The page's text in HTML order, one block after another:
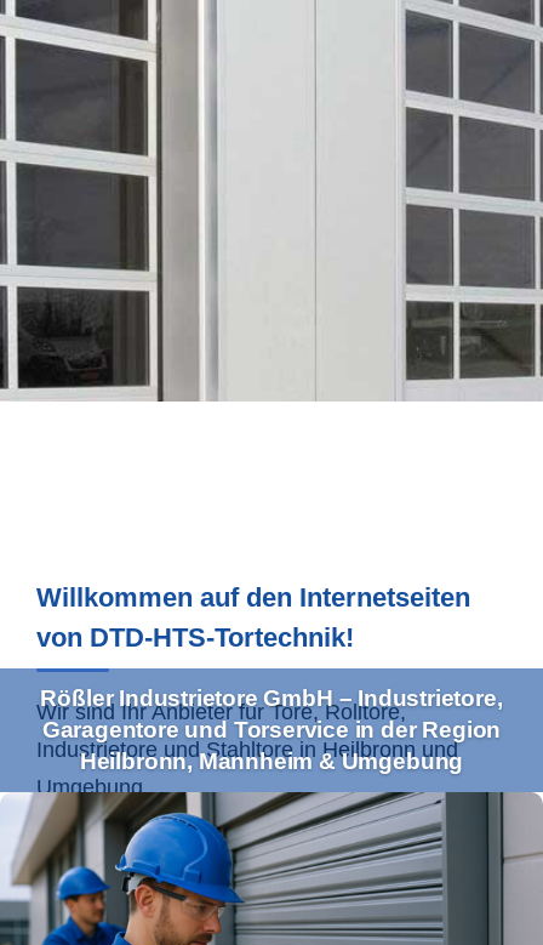
Rößler Industrietore GmbH – Industrietore,
Garagentore und Torservice in der Region
Heilbronn, Mannheim & Umgebung
Willkommen auf den Internetseiten
von DTD-HTS-Tortechnik!
Wir sind Ihr Anbieter für Tore, Rolltore,
Industrietore und Stahltore in Heilbronn und
Umgebung.
Ihr Profi für Industrietore und
Torservice im Einzugsgebiet